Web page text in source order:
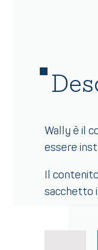
Wally è il
essere
Il
sacchetto